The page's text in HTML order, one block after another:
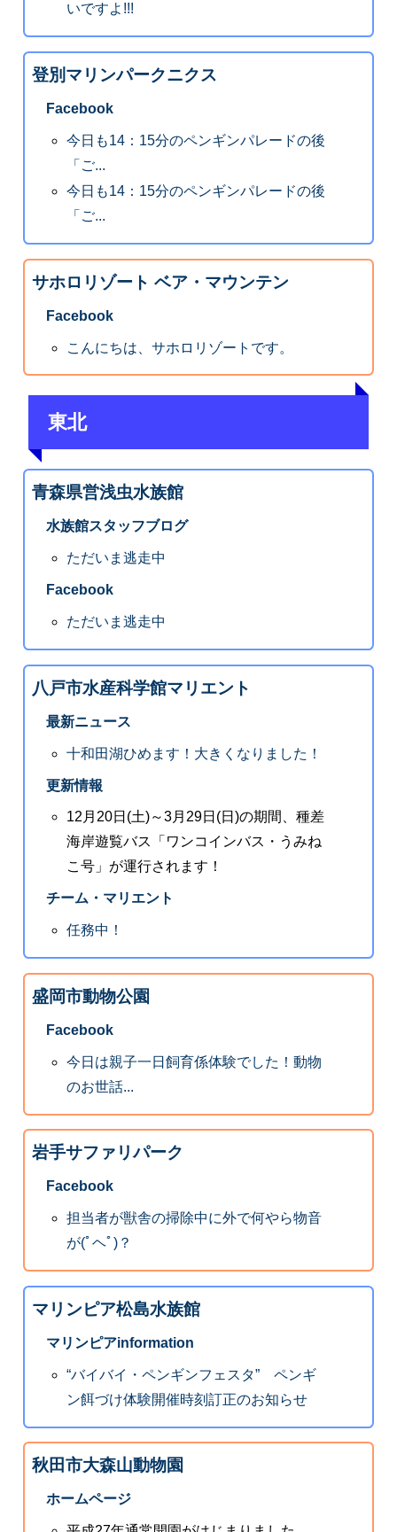
いですよ!!!
登別マリンパークニクス
Facebook
今日も14：15分のペンギンパレードの後
「ご...
今日も14：15分のペンギンパレードの後
「ご...
サホロリゾート ベア・マウンテン
Facebook
こんにちは、サホロリゾートです。
東北
青森県営浅虫水族館
水族館スタッフブログ
ただいま逃走中
Facebook
ただいま逃走中
八戸市水産科学館マリエント
最新ニュース
十和田湖ひめます！大きくなりました！
更新情報
12月20日(土)～3月29日(日)の期間、種差
海岸遊覧バス「ワンコインバス・うみね
こ号」が運行されます！
チーム・マリエント
任務中！
盛岡市動物公園
Facebook
今日は親子一日飼育係体験でした！動物
のお世話...
岩手サファリパーク
Facebook
担当者が獣舎の掃除中に外で何やら物音
が(ﾟヘﾟ)？
マリンピア松島水族館
マリンピアinformation
“バイバイ・ペンギンフェスタ” ペンギ
ン餌づけ体験開催時刻訂正のお知らせ
秋田市大森山動物園
ホームページ